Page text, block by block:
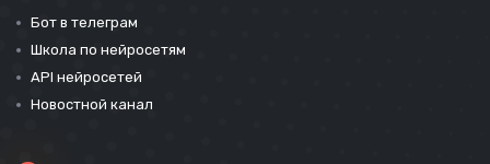
Бот в телеграм
Школа по нейросетям
API нейросетей
Новостной канал